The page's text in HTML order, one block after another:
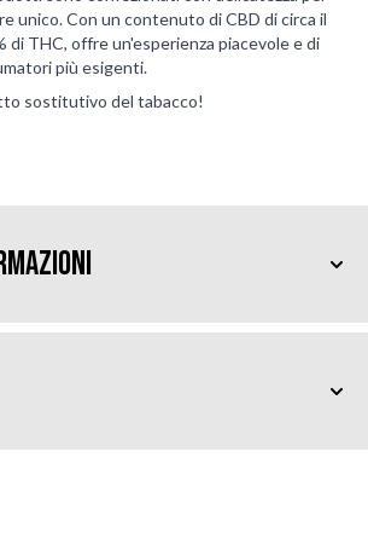
unico. Con un contenuto di CBD di circa il
di THC, offre un'esperienza piacevole e di
più esigenti.
sostitutivo del tabacco!